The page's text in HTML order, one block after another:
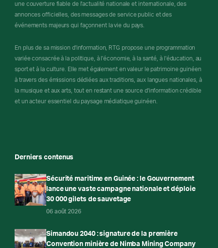
une couverture fiable de l'actualité nationale et internationale, des
annonces officielles, des messages de service public et des
événements majeurs qui façonnent la vie du pays.
En plus de sa mission d'information, RTG propose une programmation
variée consacrée à la politique, à l'économie, à la santé, à l'éducation, au
sport et à la culture. Elle met également en valeur le patrimoine guinéen
à travers des émissions dédiées aux traditions, aux langues nationales, à
la musique et aux arts, tout en restant une source d'information crédible
et un acteur essentiel du paysage médiatique guinéen.
Derniers contenus
Sécurité maritime en Guinée : le Gouvernement
lance une vaste campagne nationale et déploie
30 000 gilets de sauvetage
06 août 2026
Simandou 2040 : signature de la première
Convention minière de Nimba Mining Company